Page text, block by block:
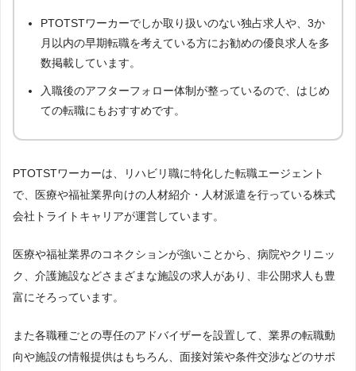
PTOTSTワーカーでしか取り扱いのない独占求人や、3か
月以内の早期転職を考えている方にお勧めの優良求人を多
数掲載しています。
入職後のアフターフォロー体制が整っているので、はじめ
ての転職にもおすすめです。
PTOTSTワーカーは、リハビリ職に特化した転職エージェント
で、医療や福祉業界向けの人材紹介・人材派遣を行っている株式
会社トライトキャリアが運営しています。
医療や福祉業界のコネクションが強いことから、病院やクリニッ
ク、介護施設などさまざまな施設の求人があり、非公開求人も豊
富にそろっています。
また各職種ごとの専任のアドバイザーを設置して、業界の転職動
向や施設の情報提供はもちろん、面接対策や条件交渉などのサポ